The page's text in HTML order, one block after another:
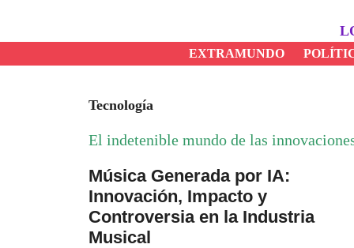
EXTRAMUNDO
Tecnología
El indetenible mundo de las
Música Generada por IA:
Innovación, Impacto y
Controversia en la Industria
Musical